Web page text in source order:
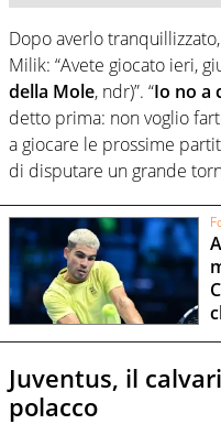
Dopo averlo
Milik: “Avete giocato ieri,
della Mole, ndr)”. “Io no a
detto prima: non voglio
a giocare le prossime
di disputare un grande
Juventus, il
polacco